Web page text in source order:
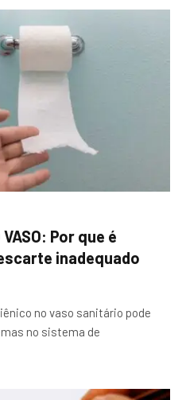
VASO: Por que é
inadequado
no vaso sanitário pode
no sistema de